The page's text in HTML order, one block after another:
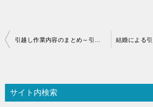
投
ビ
ゲ
サイト内検索